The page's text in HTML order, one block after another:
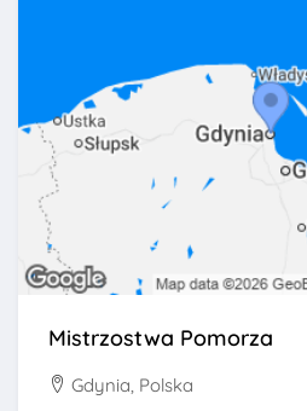
Mistrzostwa Pomorza
Gdynia, Polska